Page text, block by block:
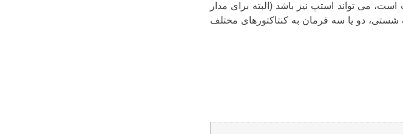
می تواند استپ نیز باشد (البته برای مدار
دو یا سه فرمان به کنتاکتورهای مختلف